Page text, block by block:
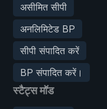
असीमित सीपी
अनलिमिटेड BP
सीपी संपादित करें
BP संपादित करें।
स्टैट्स मॉड